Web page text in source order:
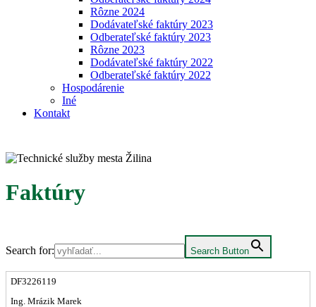
Rôzne 2024
Dodávateľské faktúry 2023
Odberateľské faktúry 2023
Rôzne 2023
Dodávateľské faktúry 2022
Odberateľské faktúry 2022
Hospodárenie
Iné
Kontakt
Faktúry
Search for: Search Button
DF3226119
Ing. Mrázik Marek